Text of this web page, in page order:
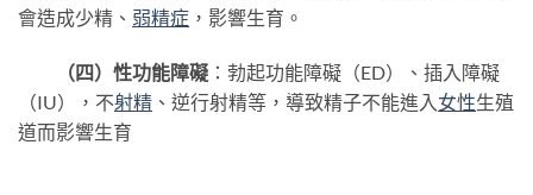
會造成少精、 弱精症 ，影響生育。
（四）性功能障礙 ：勃起功能障礙（ED）、插入障礙
（IU），不射精 、逆行射精等，導致精子不能進入 女性生殖
道而影響生育